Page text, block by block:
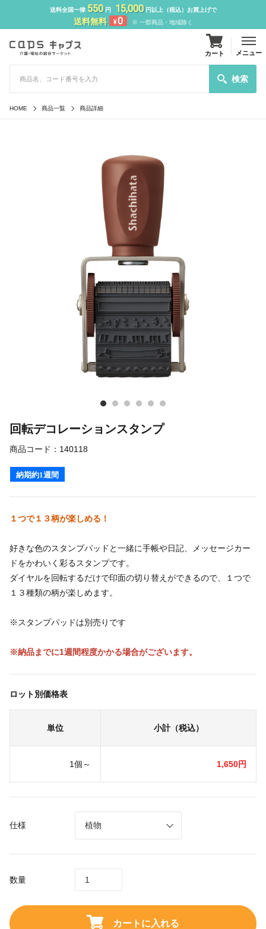
送料全国一律 550円 15,000円以上（税込）お買上げで
送料無料 ¥0 ※ 一部商品・地域除く
検索
カート メニュー
HOME 商品一覧 商品詳細
回転デコレーションスタンプ
商品コード： 140118
納期約1週間
１つで１３柄が楽しめる！
好きな色のスタンプパッドと一緒に手帳や日記、メッセージカー
ドをかわいく彩るスタンプです。
ダイヤルを回転するだけで印面の切り替えができるので、１つで
１３種類の柄が楽しめます。
※スタンプパッドは別売りです
※納品までに1週間程度かかる場合がございます。
ロット別価格表
単位 小計（税込）
1個～ 1,650円
仕様
数量
カートに入れる